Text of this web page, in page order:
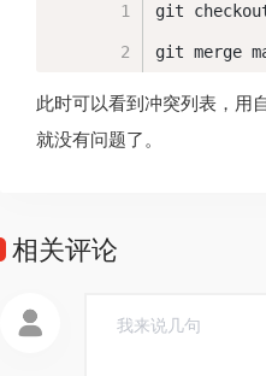
git
git merge
此时可以看到冲突列表，用
就没有问题了。
相关评论